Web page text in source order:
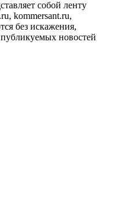
собой ленту
kommersant.ru,
без искажения,
публикуемых новостей